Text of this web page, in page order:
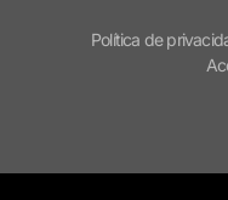
Política de